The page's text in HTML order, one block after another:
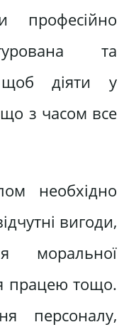
професійно
та
щоб діяти у
з часом все
необхідно
вигоди,
моральної
працею тощо.
персоналу,